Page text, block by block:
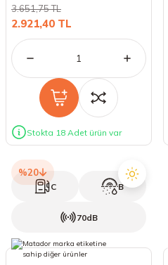
2.921,40 TL
3.651,75 TL
Stokta 18 Adet ürün var
%20
C B
70dB